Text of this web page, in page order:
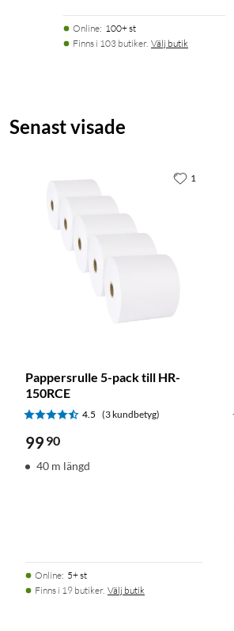
Online: 100+ st
Finns i 103 butiker. Välj butik
Senast visade
Pappersrulle 5-pack till HR-
150RCE
4.5 (3 kundbetyg)
99 90
40 m längd
Online: 5+ st
Finns i 19 butiker. Välj butik
1